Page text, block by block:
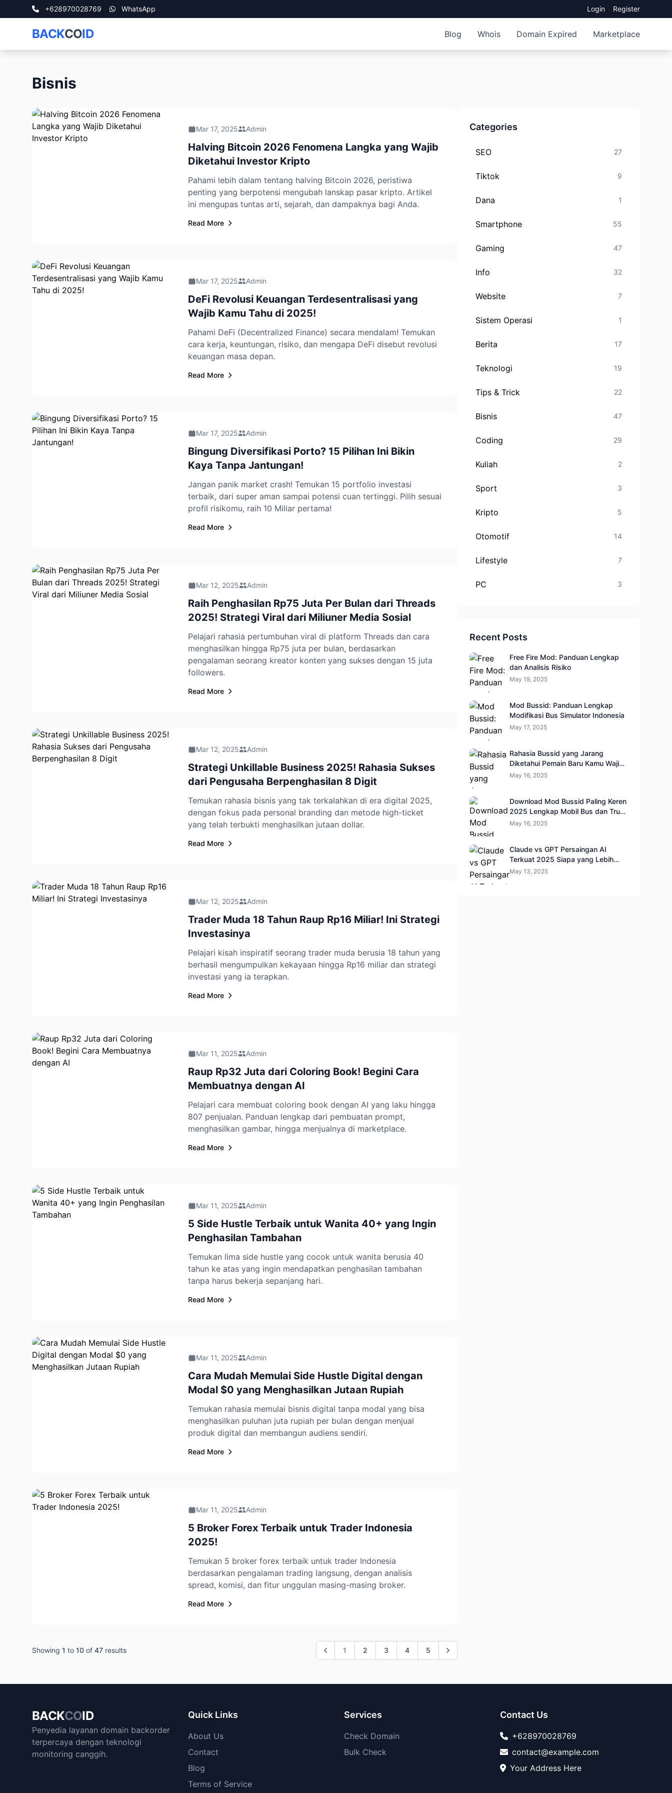
+628970028769 WhatsApp Login Register
BACKCOID Blog Whois Domain Expired Marketplace
Bisnis
Mar 17, 2025 Admin
Halving Bitcoin 2026 Fenomena Langka yang Wajib
Diketahui Investor Kripto
Pahami lebih dalam tentang halving Bitcoin 2026, peristiwa
penting yang berpotensi mengubah lanskap pasar kripto. Artikel
ini mengupas tuntas arti, sejarah, dan dampaknya bagi Anda.
Read More
Mar 17, 2025 Admin
DeFi Revolusi Keuangan Terdesentralisasi yang
Wajib Kamu Tahu di 2025!
Pahami DeFi (Decentralized Finance) secara mendalam! Temukan
cara kerja, keuntungan, risiko, dan mengapa DeFi disebut revolusi
keuangan masa depan.
Read More
Mar 17, 2025 Admin
Bingung Diversifikasi Porto? 15 Pilihan Ini Bikin
Kaya Tanpa Jantungan!
Jangan panik market crash! Temukan 15 portfolio investasi
terbaik, dari super aman sampai potensi cuan tertinggi. Pilih sesuai
profil risikomu, raih 10 Miliar pertama!
Read More
Mar 12, 2025 Admin
Raih Penghasilan Rp75 Juta Per Bulan dari Threads
2025! Strategi Viral dari Miliuner Media Sosial
Pelajari rahasia pertumbuhan viral di platform Threads dan cara
menghasilkan hingga Rp75 juta per bulan, berdasarkan
pengalaman seorang kreator konten yang sukses dengan 15 juta
followers.
Read More
Mar 12, 2025 Admin
Strategi Unkillable Business 2025! Rahasia Sukses
dari Pengusaha Berpenghasilan 8 Digit
Temukan rahasia bisnis yang tak terkalahkan di era digital 2025,
dengan fokus pada personal branding dan metode high-ticket
yang telah terbukti menghasilkan jutaan dollar.
Read More
Mar 12, 2025 Admin
Trader Muda 18 Tahun Raup Rp16 Miliar! Ini Strategi
Investasinya
Pelajari kisah inspiratif seorang trader muda berusia 18 tahun yang
berhasil mengumpulkan kekayaan hingga Rp16 miliar dan strategi
investasi yang ia terapkan.
Read More
Mar 11, 2025 Admin
Raup Rp32 Juta dari Coloring Book! Begini Cara
Membuatnya dengan AI
Pelajari cara membuat coloring book dengan AI yang laku hingga
807 penjualan. Panduan lengkap dari pembuatan prompt,
menghasilkan gambar, hingga menjualnya di marketplace.
Read More
Mar 11, 2025 Admin
5 Side Hustle Terbaik untuk Wanita 40+ yang Ingin
Penghasilan Tambahan
Temukan lima side hustle yang cocok untuk wanita berusia 40
tahun ke atas yang ingin mendapatkan penghasilan tambahan
tanpa harus bekerja sepanjang hari.
Read More
Mar 11, 2025 Admin
Cara Mudah Memulai Side Hustle Digital dengan
Modal $0 yang Menghasilkan Jutaan Rupiah
Temukan rahasia memulai bisnis digital tanpa modal yang bisa
menghasilkan puluhan juta rupiah per bulan dengan menjual
produk digital dan membangun audiens sendiri.
Read More
Mar 11, 2025 Admin
5 Broker Forex Terbaik untuk Trader Indonesia
2025!
Temukan 5 broker forex terbaik untuk trader Indonesia
berdasarkan pengalaman trading langsung, dengan analisis
spread, komisi, dan fitur unggulan masing-masing broker.
Read More
Showing 1 to 10 of 47 results 1 2 3 4 5
Categories
SEO 27
Tiktok 9
Dana 1
Smartphone 55
Gaming 47
Info 32
Website 7
Sistem Operasi 1
Berita 17
Teknologi 19
Tips & Trick 22
Bisnis 47
Coding 29
Kuliah 2
Sport 3
Kripto 5
Otomotif 14
Lifestyle 7
PC 3
Recent Posts
Free Fire Mod: Panduan Lengkap
dan Analisis Risiko
May 19, 2025
Mod Bussid: Panduan Lengkap
Modifikasi Bus Simulator Indonesia
May 17, 2025
Rahasia Bussid yang Jarang
Diketahui Pemain Baru Kamu Wajib
Coba!
May 16, 2025
Download Mod Bussid Paling Keren
2025 Lengkap Mobil Bus dan Truk
HD
May 16, 2025
Claude vs GPT Persaingan AI
Terkuat 2025 Siapa yang Lebih
Cerdas?
May 13, 2025
BACKCOID
Penyedia layanan domain backorder
terpercaya dengan teknologi
monitoring canggih.
Quick Links
About Us
Contact
Blog
Terms of Service
Services
Check Domain
Bulk Check
Contact Us
+628970028769
contact@example.com
Your Address Here